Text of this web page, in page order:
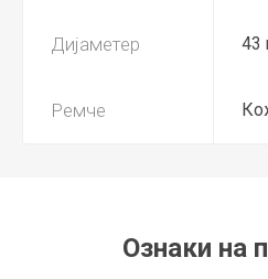
Дијаметер 43
Ремче
Ознаки на